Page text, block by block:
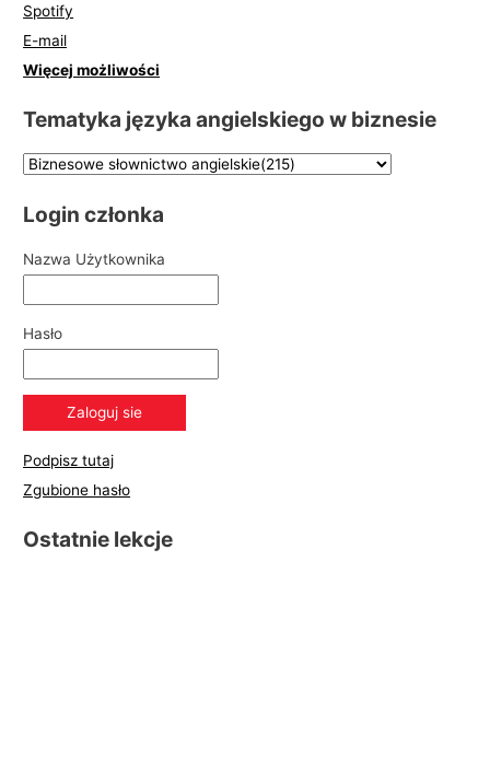
Spotify
E-mail
Więcej możliwości
Tematyka języka angielskiego w biznesie
Login członka
Nazwa Użytkownika
Hasło
Podpisz tutaj
Zgubione hasło
Ostatnie lekcje